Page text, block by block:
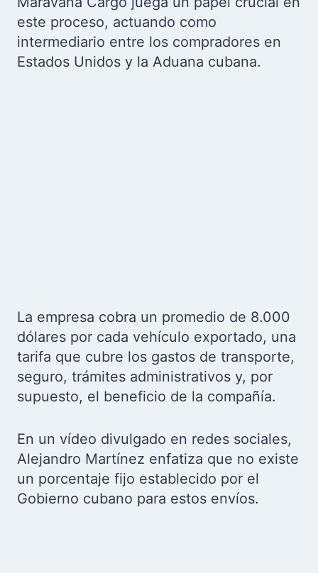
este proceso, actuando como
intermediario entre los compradores en
Estados Unidos y la Aduana cubana.
La empresa cobra un promedio de 8.000
dólares por cada vehículo exportado, una
tarifa que cubre los gastos de transporte,
seguro, trámites administrativos y, por
supuesto, el beneficio de la compañía.
En un vídeo divulgado en redes sociales,
Alejandro Martínez enfatiza que no existe
un porcentaje fijo establecido por el
Gobierno cubano para estos envíos.